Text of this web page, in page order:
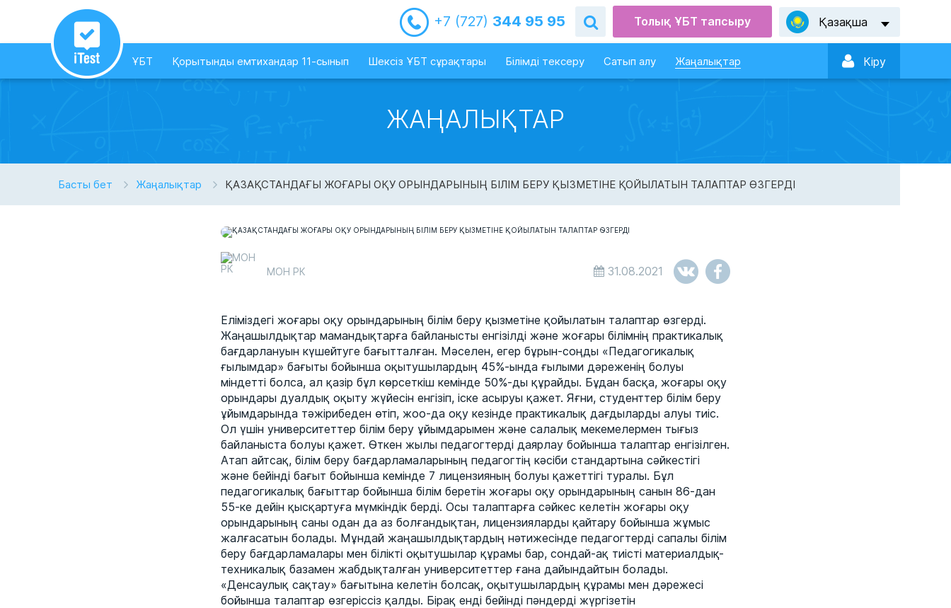
+7 (727) 344 95 95 Толық ҰБТ тапсыру Қазақша
ҰБТ Қорытынды емтихандар 11-сынып Шексіз ҰБТ сұрақтары Білімді тексеру Сатып алу Жаңалықтар  Кiру
ЖАҢАЛЫҚТАР
Басты бет Жаңалықтар ҚАЗАҚСТАНДАҒЫ ЖОҒАРЫ ОҚУ ОРЫНДАРЫНЫҢ БІЛІМ БЕРУ ҚЫЗМЕТІНЕ ҚОЙЫЛАТЫН ТАЛАПТАР ӨЗГЕРДІ
МОН РК 31.08.2021
Еліміздегі жоғары оқу орындарының білім беру қызметіне қойылатын талаптар өзгерді.
Жаңашылдықтар мамандықтарға байланысты енгізілді және жоғары білімнің практикалық
бағдарлануын күшейтуге бағытталған. Мәселен, егер бұрын-соңды «Педагогикалық
ғылымдар» бағыты бойынша оқытушылардың 45%-ында ғылыми дәреженің болуы
міндетті болса, ал қазір бұл көрсеткіш кемінде 50%-ды құрайды. Бұдан басқа, жоғары оқу
орындары дуалдық оқыту жүйесін енгізіп, іске асыруы қажет. Яғни, студенттер білім беру
ұйымдарында тәжірибеден өтіп, жоо-да оқу кезінде практикалық дағдыларды алуы тиіс.
Ол үшін университеттер білім беру ұйымдарымен және салалық мекемелермен тығыз
байланыста болуы қажет. Өткен жылы педагогтерді даярлау бойынша талаптар енгізілген.
Атап айтсақ, білім беру бағдарламаларының педагогтің кәсіби стандартына сәйкестігі
және бейінді бағыт бойынша кемінде 7 лицензияның болуы қажеттігі туралы. Бұл
педагогикалық бағыттар бойынша білім беретін жоғары оқу орындарының санын 86-дан
55-ке дейін қысқартуға мүмкіндік берді. Осы талаптарға сәйкес келетін жоғары оқу
орындарының саны одан да аз болғандықтан, лицензияларды қайтару бойынша жұмыс
жалғасатын болады. Мұндай жаңашылдықтардың нәтижесінде педагогтерді сапалы білім
беру бағдарламалары мен білікті оқытушылар құрамы бар, сондай-ақ тиісті материалдық-
техникалық базамен жабдықталған университеттер ғана дайындайтын болады.
«Денсаулық сақтау» бағытына келетін болсақ, оқытушылардың құрамы мен дәрежесі
бойынша талаптар өзгеріссіз қалды. Бірақ енді бейінді пәндерді жүргізетін